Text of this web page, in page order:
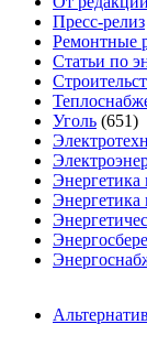
Пресс-релиз
Ремонтные
Статьи по
Уголь (651)
Энергетика